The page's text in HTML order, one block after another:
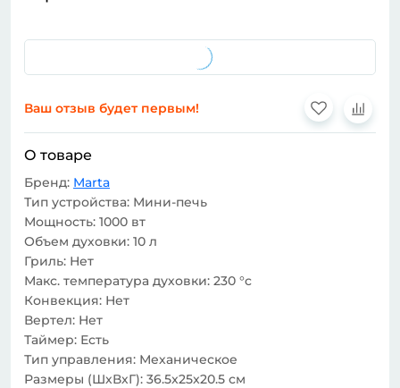
Ваш отзыв будет первым!
О товаре
Бренд: Marta
Тип устройства: Мини-печь
Мощность: 1000 вт
Объем духовки: 10 л
Гриль: Нет
Макс. температура духовки: 230 °c
Конвекция: Нет
Вертел: Нет
Таймер: Есть
Тип управления: Механическое
Размеры (ШхВхГ): 36.5x25x20.5 см